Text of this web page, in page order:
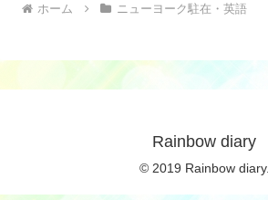
ホーム ニューヨーク駐在・英語
Rainbow diary
© 2019 Rainbow diary.